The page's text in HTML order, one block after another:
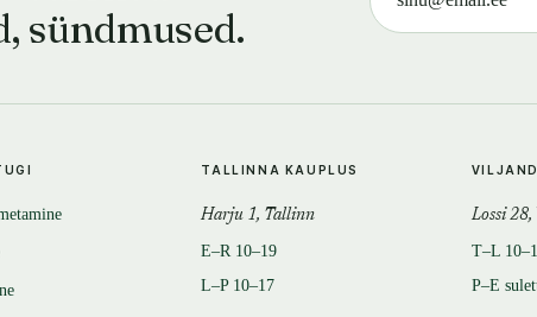
sündmused.
TALLINNA KAUPLUS
Harju 1, Tallinn
E–R 10–19
L–P 10–17
Lossi
T–L
P–E